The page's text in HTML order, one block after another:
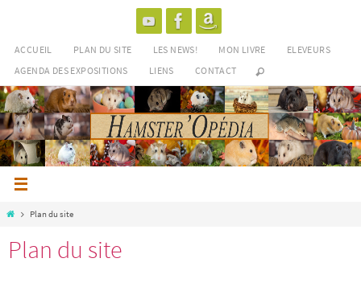
contenu
ACCUEIL PLAN DU SITE LES NEWS! MON LIVRE
ELEVEURS
AGENDA DES EXPOSITIONS
LIENS CONTACT
HomePlan du site
Plan du site